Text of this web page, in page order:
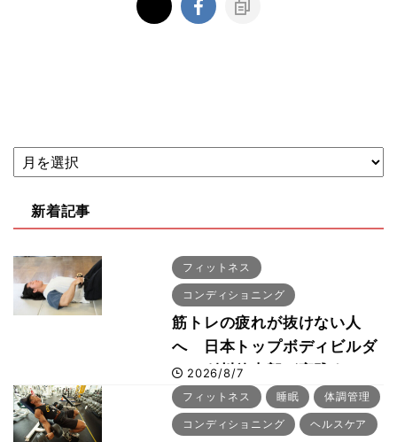
新着記事
フィットネス
コンディショニング
筋トレの疲れが抜けない人
へ 日本トップボディビルダ
ー・刈川啓志郎が実践する
「回復習慣」
2026/8/7
フィットネス 睡眠 体調管理
コンディショニング ヘルスケア